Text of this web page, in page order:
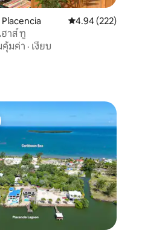
วิว
คะแนนเฉลี่ย 4.94 จาก
4.94 (222)
าส์ ทู
คุ้มค่า · เงียบ